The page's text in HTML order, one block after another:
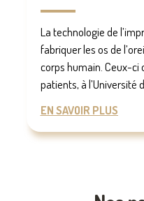
La technologie de
fabriquer les os de
corps humain. Ceux-ci
patients, à l’Université
EN SAVOIR PLUS